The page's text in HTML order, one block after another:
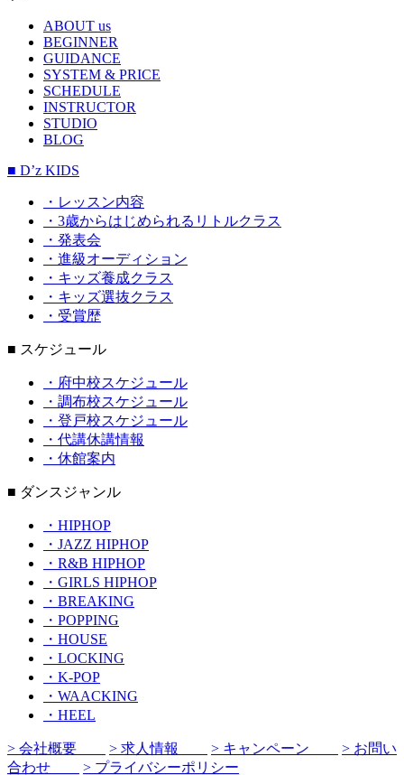
ABOUT us
BEGINNER
GUIDANCE
SYSTEM & PRICE
SCHEDULE
INSTRUCTOR
STUDIO
BLOG
■ D’z KIDS
・レッスン内容
・3歳からはじめられるリトルクラス
・発表会
・進級オーディション
・キッズ養成クラス
・キッズ選抜クラス
・受賞歴
■ スケジュール
・府中校スケジュール
・調布校スケジュール
・登戸校スケジュール
・代講休講情報
・休館案内
■ ダンスジャンル
・HIPHOP
・JAZZ HIPHOP
・R&B HIPHOP
・GIRLS HIPHOP
・BREAKING
・POPPING
・HOUSE
・LOCKING
・K-POP
・WAACKING
・HEEL
> 会社概要 > 求人情報 > キャンペーン
> お問い
合わせ
> プライバシーポリシー